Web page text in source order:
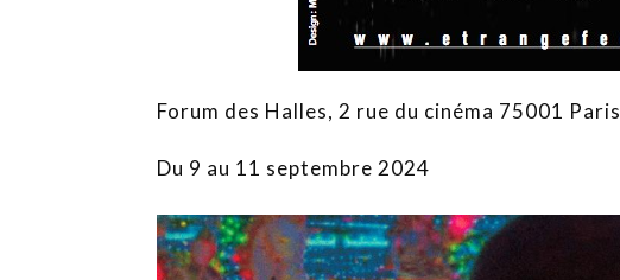
Forum des Halles, 2 rue du cinéma 75001 Paris
Du 9 au 11 septembre 2024